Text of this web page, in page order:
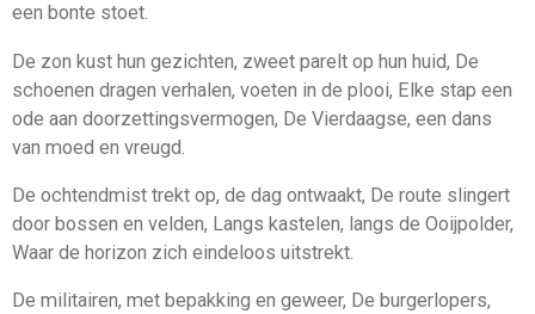
een bonte stoet.
De zon kust hun gezichten, zweet parelt op hun huid, De
schoenen dragen verhalen, voeten in de plooi, Elke stap een
ode aan doorzettingsvermogen, De Vierdaagse, een dans
van moed en vreugd.
De ochtendmist trekt op, de dag ontwaakt, De route slingert
door bossen en velden, Langs kastelen, langs de Ooijpolder,
Waar de horizon zich eindeloos uitstrekt.
De militairen, met bepakking en geweer, De burgerlopers,